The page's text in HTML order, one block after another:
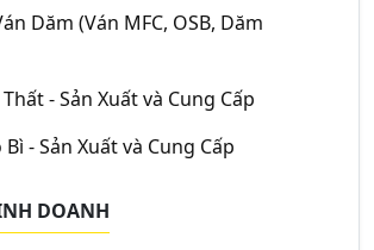
Dăm (Ván MFC, OSB, Dăm
- Sản Xuất và Cung Cấp
- Sản Xuất và Cung Cấp
DOANH